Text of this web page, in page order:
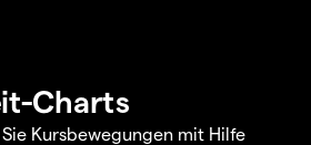
Charts
Kursbewegungen mit Hilfe